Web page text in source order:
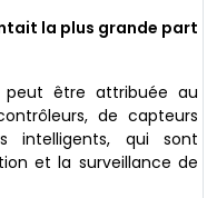
la plus grande part
peut être attribuée au
de capteurs
intelligents, qui sont
et la surveillance de